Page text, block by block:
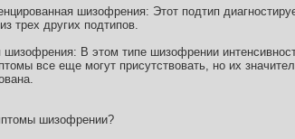
шизофрения: Этот подтип
трех других подтипов.
шизофрения: В этом типе шизофрении
все еще могут присутствовать, но их
шизофрении?